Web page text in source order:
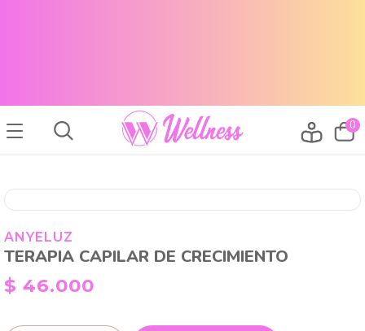
0
ANYELUZ
TERAPIA CAPILAR DE CRECIMIENTO
$ 46.000